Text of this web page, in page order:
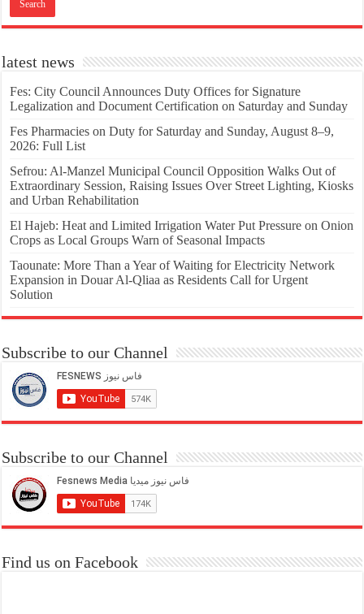
latest news
Fes: City Council Announces Duty Offices for Signature
Legalization and Document Certification on Saturday and Sunday
Fes Pharmacies on Duty for Saturday and Sunday, August 8–9,
2026: Full List
Sefrou: Al-Manzel Municipal Council Opposition Walks Out of
Extraordinary Session, Raising Issues Over Street Lighting, Kiosks
and Urban Rehabilitation
El Hajeb: Heat and Limited Irrigation Water Put Pressure on Onion
Crops as Local Groups Warn of Seasonal Impacts
Taounate: More Than a Year of Waiting for Electricity Network
Expansion in Douar Al-Qliaa as Residents Call for Urgent
Solution
Subscribe to our Channel
Subscribe to our Channel
Find us on Facebook